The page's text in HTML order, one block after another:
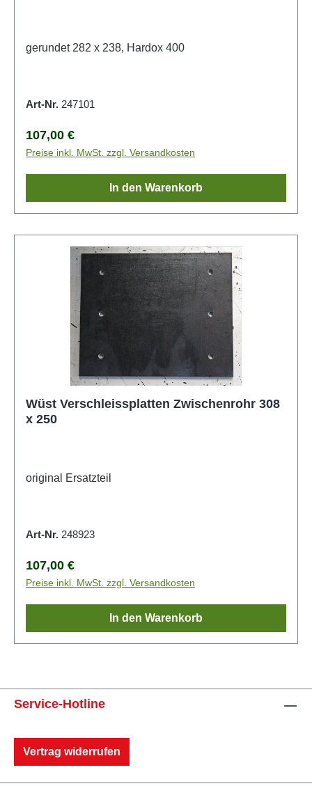
gerundet 282 x 238, Hardox 400
Art-Nr. 247101
Regulärer Preis:
107,00 €
Preise inkl. MwSt. zzgl. Versandkosten
In den Warenkorb
Wüst Verschleissplatten Zwischenrohr 308
x 250
original Ersatzteil
Art-Nr. 248923
Regulärer Preis:
107,00 €
Preise inkl. MwSt. zzgl. Versandkosten
In den Warenkorb
Service-Hotline
Vertrag widerrufen